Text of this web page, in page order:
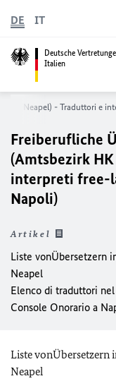
Deutsche
Italien
DE IT
HK Neapel) - Traduttori e
Freiberufliche
(Amtsbezirk
interpreti free-
Napoli)
Artikel
Liste vonÜbersetzern
Neapel
Elenco di traduttori
Console Onorario a
Liste vonÜbersetzern
Neapel